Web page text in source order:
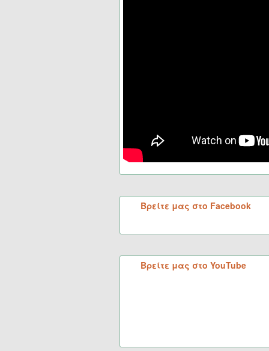
Βρείτε μας στο Facebook
Βρείτε μας στο YouTube